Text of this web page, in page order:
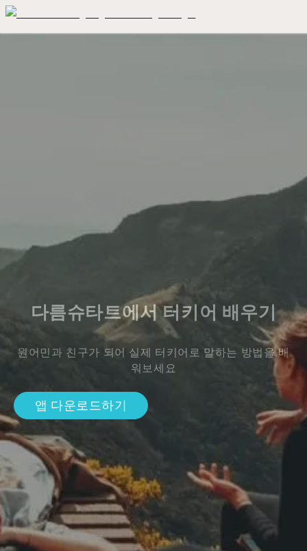
다름슈타트에서 터키어 배우기
원어민과 친구가 되어 실제 터키어로 말하는 방법을 배
워보세요
앱 다운로드하기